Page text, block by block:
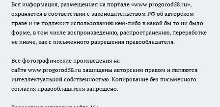
Вся информация, размещенная на портале «www.progorod58.ru»,
охраняется в соответствии с законодательством РФ об авторском
праве и не подлежит использованию кем-либо в какой бы то ни было
форме, в том числе воспроизведению, распространению, переработке
не иначе, как с письменного разрешения правообладателя.
Все фотографические произведения на
сайте www.progorod58.ru защищены авторским правом и являются
интеллектуальной собственностью. Копирование без письменного
согласия правообладателя запрещено.